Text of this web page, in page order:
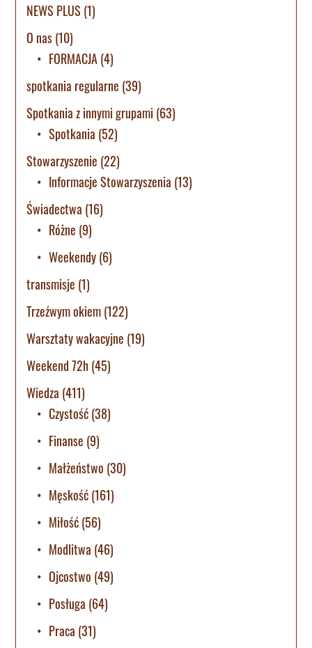
NEWS PLUS (1)
O nas(10)
FORMACJA(4)
spotkania regularne (39)
Spotkania z innymi grupami (63)
Spotkania (52)
Stowarzyszenie (22)
Informacje Stowarzyszenia (13)
Świadectwa (16)
Różne (9)
Weekendy(6)
transmisje (1)
Trzeźwym okiem(122)
Warsztaty wakacyjne (19)
Weekend 72h(45)
Wiedza (411)
Czystość(38)
Finanse (9)
Małżeństwo (30)
Męskość(161)
Miłość(56)
Modlitwa (46)
Ojcostwo (49)
Posługa (64)
Praca (31)